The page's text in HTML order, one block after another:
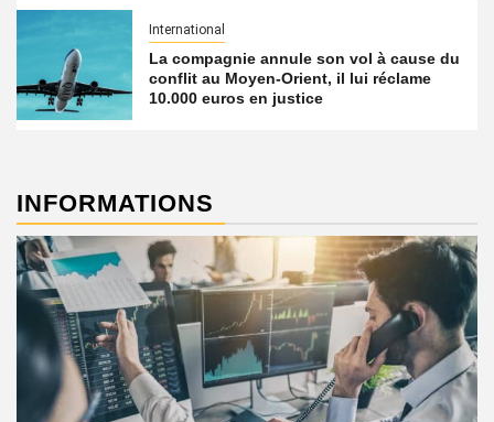
International
La compagnie annule son vol à cause du
conflit au Moyen-Orient, il lui réclame
10.000 euros en justice
INFORMATIONS